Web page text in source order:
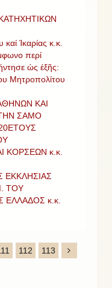
Ἰκαρίας κ.κ.
περί
ὡς ἐξῆς:
Μητροπολίτου
ΚΑΙ
ΣΑΜΟ
ΚΟΡΣΕΩΝ κ.κ.
ΕΚΚΛΗΣΙΑΣ
ΤΟΥ
ΕΛΛΑΔΟΣ κ.κ.
112 113